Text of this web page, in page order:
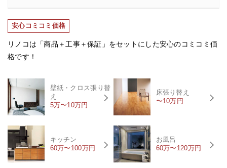
安心コミコミ価格
リノコは「商品＋工事＋保証」をセットにした安心のコミコミ価
格です！
壁紙・クロス張り替
え
5万〜10万円
床張り替え
〜10万円
キッチン
60万〜100万円
お風呂
60万〜120万円